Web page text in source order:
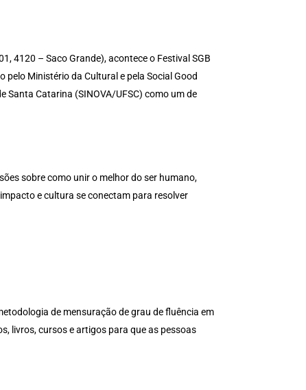
4120 – Saco Grande), acontece o Festival SGB
pelo Ministério da Cultural e pela Social Good
Santa Catarina (SINOVA/UFSC) como um de
sobre como unir o melhor do ser humano,
e cultura se conectam para resolver
de mensuração de grau de fluência em
livros, cursos e artigos para que as pessoas